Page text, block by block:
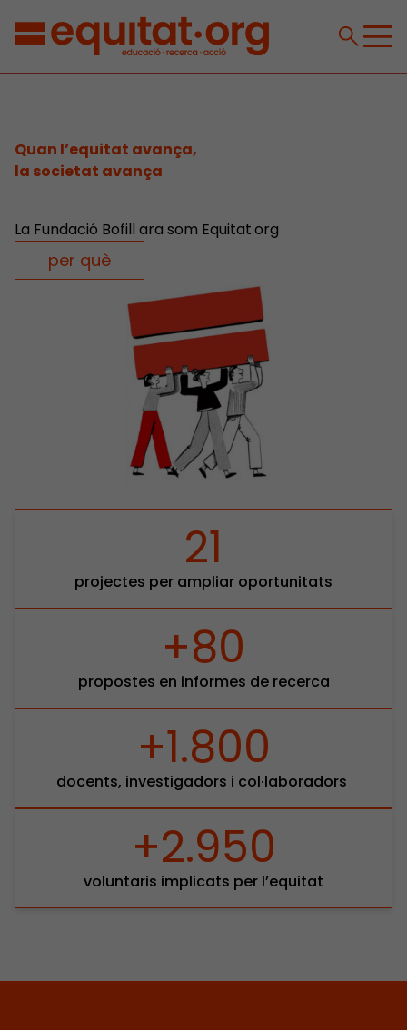
Quan l’equitat avança,
la societat avança
La Fundació Bofill ara som Equitat.org
per què
21
projectes per ampliar oportunitats
+80
propostes en informes de recerca
+1.800
docents, investigadors i col·laboradors
+2.950
voluntaris implicats per l’equitat